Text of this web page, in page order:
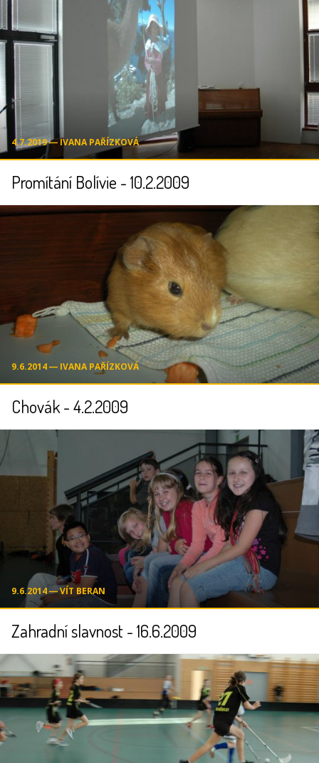
4.7.2019 ― IVANA PAŘÍZKOVÁ
Promítání Bolívie - 10.2.2009
9.6.2014 ― IVANA PAŘÍZKOVÁ
Chovák - 4.2.2009
9.6.2014 ― VÍT BERAN
Zahradní slavnost - 16.6.2009